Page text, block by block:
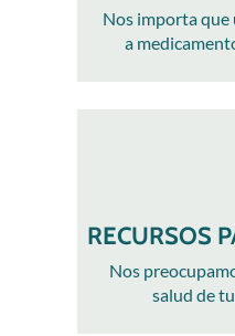
Nos importa que
a
RECURSOS
Nos
salud de